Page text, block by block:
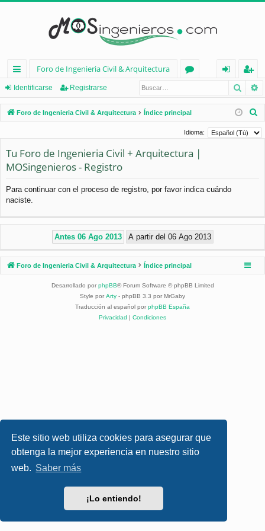
Este sitio web utiliza cookies para asegurar que
obtenga la mejor experiencia en nuestro sitio
web. Saber más
¡Lo entiendo!
nl
ac
es
pi
os
Foro de Ingenieria Civil & Arquitectura
os
nt
ifi
eg
ist
ra
Identificarse Registrarse
Foro de Ingenieria Civil & Arquitectura Índice principal
s
Idioma:
Tu Foro de Ingenieria Civil + Arquitectura |
MOSingenieros - Registro
Para continuar con el proceso de registro, por favor indica cuándo
naciste.
Foro de Ingenieria Civil & Arquitectura Índice principal
Desarrollado por phpBB® Forum Software © phpBB Limited
Style por Arty - phpBB 3.3 por MrGaby
Traducción al español por phpBB España
Privacidad | Condiciones